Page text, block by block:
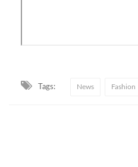
Tags: News Fashion